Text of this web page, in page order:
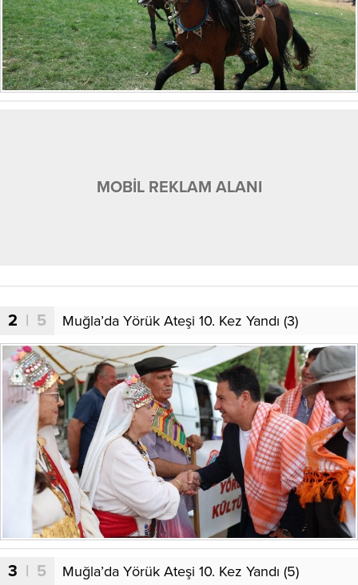
MOBİL REKLAM ALANI
2 | 5 Muğla’da Yörük Ateşi 10. Kez Yandı (3)
3 | 5 Muğla’da Yörük Ateşi 10. Kez Yandı (5)